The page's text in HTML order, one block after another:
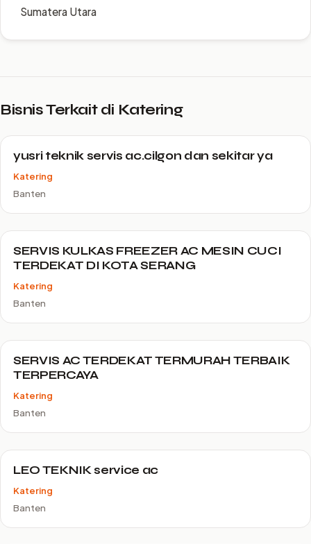
Sumatera Utara
Bisnis Terkait di Katering
yusri teknik servis ac.cilgon dan sekitar ya
Katering
Banten
SERVIS KULKAS FREEZER AC MESIN CUCI
TERDEKAT DI KOTA SERANG
Katering
Banten
SERVIS AC TERDEKAT TERMURAH TERBAIK
TERPERCAYA
Katering
Banten
LEO TEKNIK service ac
Katering
Banten